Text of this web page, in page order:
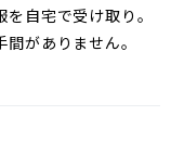
自宅で受け取り。
がありません。